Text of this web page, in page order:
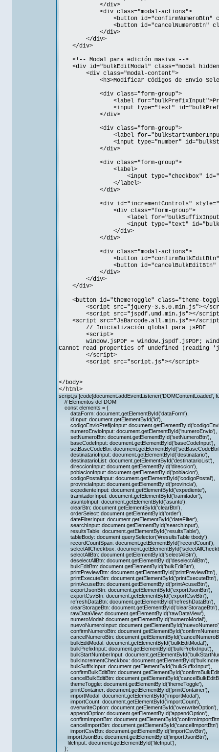
</div>
<div class="modal-actions">
<button id="confirmNumeroBtn"
<button id="cancelNumeroBtn"
</div>
</div>
</div>
<!-- Modal para edición masiva -->
<div id="bulkEditModal" class="modal
<div class="modal-content">
<h3>Modificar Códigos de Envío
<div class="form-group">
<label
<input type="text"
</div>
<div class="form-group">
<label
<input type="number"
</div>
<div class="form-group">
<label>
<input type="checkbox"
</label>
</div>
<div id="incrementControls"
<div class="form-group">
<label
<input type="text"
</div>
</div>
<div class="modal-actions">
<button id="confirmBulkEditBtn"
<button id="cancelBulkEditBtn"
</div>
</div>
</div>
<button id="themeToggle" class="theme-
<script src="jquery-3.6.0.min.js"></
<script src="jspdf.umd.min.js"></
<script src="JsBarcode.all.min.js"></
// Inicialización global para jsPDF
<script>
window.jsPDF = window.jspdf.jsPDF;
Cannot read properties of undefined (reading
</script>
<script src="script.js"></script>
</body>
</html>
script.js [code]document.addEventListener('DOMContentLoaded',
// Elementos del DOM
const elements = {
dataForm: document.getElementById('dataForm'),
idInput: document.getElementById('id'),
codigoEnvioPrefijoInput:
numeroEnvioInput: document.getElementById('numeroEnvio'),
setNumeroBtn: document.getElementById('setNumeroBtn'),
baseCodeInput: document.getElementById('baseCodeInput'),
setBaseCodeBtn:
destinatarioInput: document.getElementById('destinatario'),
destinatarioList: document.getElementById('destinatarioList'),
direccionInput: document.getElementById('direccion'),
poblacionInput: document.getElementById('poblacion'),
codigoPostalInput: document.getElementById('codigoPostal'),
provinciaInput: document.getElementById('provincia'),
expedienteInput: document.getElementById('expediente'),
tramitadorInput: document.getElementById('tramitador'),
asuntoInput: document.getElementById('asunto'),
clearBtn: document.getElementById('clearBtn'),
orderSelect: document.getElementById('order'),
dateFilterInput: document.getElementById('dateFilter'),
searchInput: document.getElementById('searchInput'),
resultsTable: document.getElementById('resultsTable'),
tableBody: document.querySelector('#resultsTable tbody'),
recordCountSpan: document.getElementById('recordCount'),
selectAllCheckbox:
selectAllBtn: document.getElementById('selectAllBtn'),
deselectAllBtn: document.getElementById('deselectAllBtn'),
bulkEditBtn: document.getElementById('bulkEditBtn'),
printPreviewBtn: document.getElementById('printPreviewBtn'),
printExecuteBtn: document.getElementById('printExecuteBtn'),
printAcuseBtn: document.getElementById('printAcuseBtn'),
exportJsonBtn: document.getElementById('exportJsonBtn'),
exportCsvBtn: document.getElementById('exportCsvBtn'),
refreshDataBtn: document.getElementById('refreshDataBtn'),
clearStorageBtn: document.getElementById('clearStorageBtn'),
rawDataView: document.getElementById('rawDataView'),
numeroModal: document.getElementById('numeroModal'),
nuevoNumeroInput:
confirmNumeroBtn:
cancelNumeroBtn:
bulkEditModal: document.getElementById('bulkEditModal'),
bulkPrefixInput: document.getElementById('bulkPrefixInput'),
bulkStartNumberInput:
bulkIncrementCheckbox:
bulkSuffixInput: document.getElementById('bulkSuffixInput'),
confirmBulkEditBtn:
cancelBulkEditBtn:
themeToggle: document.getElementById('themeToggle'),
printContainer: document.getElementById('printContainer'),
importModal: document.getElementById('importModal'),
importCount: document.getElementById('importCount'),
overwriteOption: document.getElementById('overwriteOption'),
appendOption: document.getElementById('appendOption'),
confirmImportBtn:
cancelImportBtn:
importCsvBtn: document.getElementById('importCsvBtn'),
importJsonBtn: document.getElementById('importJsonBtn'),
fileInput: document.getElementById('fileInput'),
};